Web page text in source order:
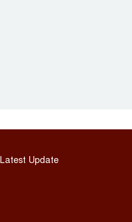
Latest Update